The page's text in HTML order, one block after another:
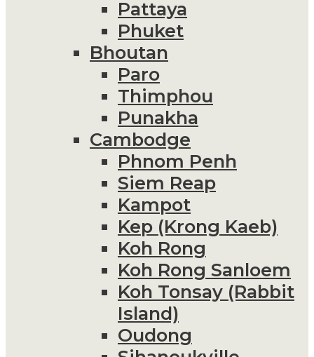
Pattaya
Phuket
Bhoutan
Paro
Thimphou
Punakha
Cambodge
Phnom Penh
Siem Reap
Kampot
Kep (Krong Kaeb)
Koh Rong
Koh Rong Sanloem
Koh Tonsay (Rabbit
Island)
Oudong